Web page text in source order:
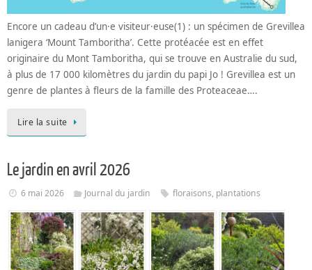
Encore un cadeau d’un·e visiteur·euse(1) : un spécimen de Grevillea
lanigera ‘Mount Tamboritha’. Cette protéacée est en effet
originaire du Mont Tamboritha, qui se trouve en Australie du sud,
à plus de 17 000 kilomètres du jardin du papi Jo ! Grevillea est un
genre de plantes à fleurs de la famille des Proteaceae….
Lire la suite
Le jardin en avril 2026
6 mai 2026 Journal du jardin floraisons, plantations